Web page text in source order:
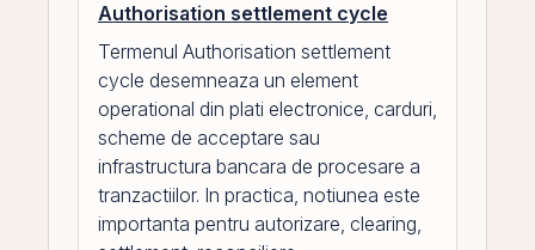
Authorisation settlement cycle
Termenul Authorisation settlement
cycle desemneaza un element
operational din plati electronice, carduri,
scheme de acceptare sau
infrastructura bancara de procesare a
tranzactiilor. In practica, notiunea este
importanta pentru autorizare, clearing,